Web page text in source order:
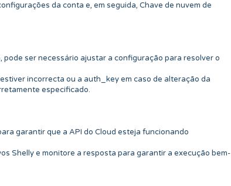
da conta e, em seguida, Chave de nuvem de
ser necessário ajustar a configuração para resolver o
incorrecta ou a auth_key em caso de alteração da
especificado.
garantir que a API do Cloud esteja funcionando
Shelly e monitore a resposta para garantir a execução bem-